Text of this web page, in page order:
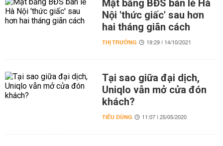
Mặt bằng BĐS bán lẻ Hà
Nội 'thức giấc' sau hơn
hai tháng giãn cách
THỊ TRƯỜNG 19:29 | 14/10/2021
Tại sao giữa đại dịch,
Uniqlo vẫn mở cửa đón
khách?
TIÊU DÙNG 11:07 | 25/05/2020